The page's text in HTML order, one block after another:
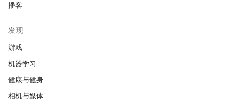
播客
发现
游戏
机器学习
健康与健身
相机与媒体